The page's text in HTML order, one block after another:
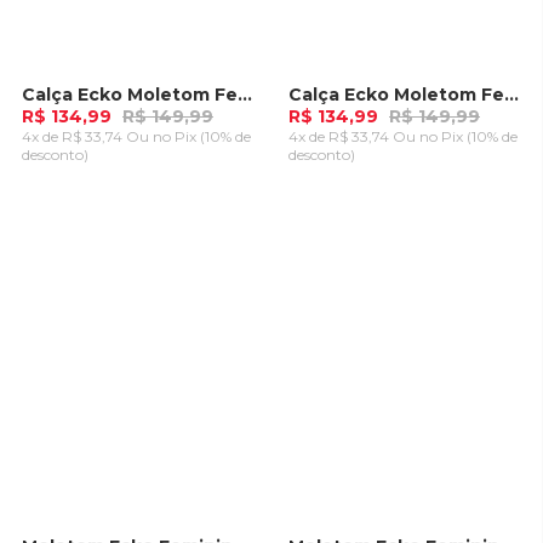
- 10%Calça Ecko Moletom Feminino Foil Rosa Pink
R$ 134,99 R$ 149,99
4x de R$ 33,74 Ou no Pix (10% de
desconto)
- 10%Calça Ecko Moletom Feminino Foil Laranja
R$ 134,99 R$ 149,99
4x de R$ 33,74 Ou no Pix (10% de
desconto)